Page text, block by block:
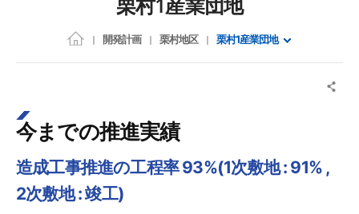
栗村1産業団地
開発計画 栗村地区 栗村1産業団地
今までの推進実績
造成工事推進の工程率 93%(1次敷地 : 91% ,
2次敷地 : 竣工)